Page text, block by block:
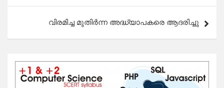
വിരമിച്ച മുതിർന്ന അദ്ധ്യാപകരെ ആദരിച്ചു